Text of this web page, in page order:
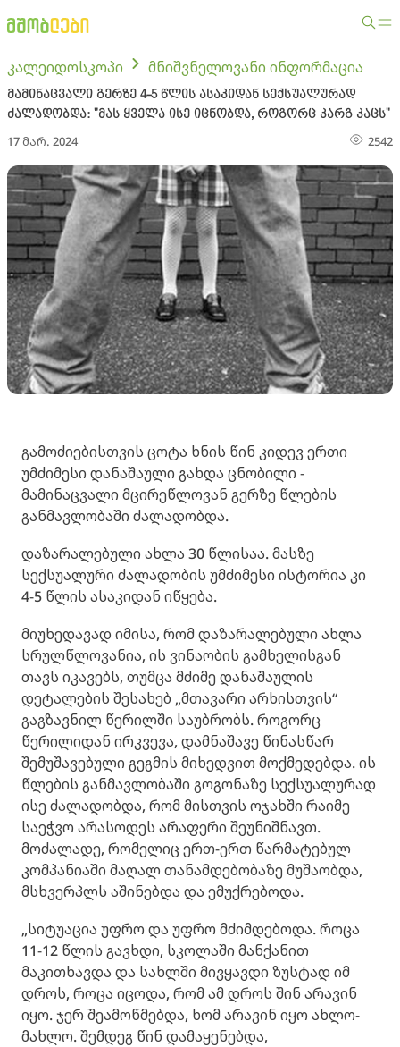
კალეიდოსკოპი მნიშვნელოვანი ინფორმაცია
მამინაცვალი გერზე 4-5 წლის ასაკიდან სექსუალურად
ძალადობდა: "მას ყველა ისე იცნობდა, როგორც კარგ კაცს"
17 მარ. 2024 2542
გამოძიებისთვის ცოტა ხნის წინ კიდევ ერთი
უმძიმესი დანაშაული გახდა ცნობილი -
მამინაცვალი მცირეწლოვან გერზე წლების
განმავლობაში ძალადობდა.
დაზარალებული ახლა 30 წლისაა. მასზე
სექსუალური ძალადობის უმძიმესი ისტორია კი
4-5 წლის ასაკიდან იწყება.
მიუხედავად იმისა, რომ დაზარალებული ახლა
სრულწლოვანია, ის ვინაობის გამხელისგან
თავს იკავებს, თუმცა მძიმე დანაშაულის
დეტალების შესახებ „მთავარი არხისთვის“
გაგზავნილ წერილში საუბრობს. როგორც
წერილიდან ირკვევა, დამნაშავე წინასწარ
შემუშავებული გეგმის მიხედვით მოქმედებდა. ის
წლების განმავლობაში გოგონაზე სექსუალურად
ისე ძალადობდა, რომ მისთვის ოჯახში რაიმე
საეჭვო არასოდეს არაფერი შეუნიშნავთ.
მოძალადე, რომელიც ერთ-ერთ წარმატებულ
კომპანიაში მაღალ თანამდებობაზე მუშაობდა,
მსხვერპლს აშინებდა და ემუქრებოდა.
„სიტუაცია უფრო და უფრო მძიმდებოდა. როცა
11-12 წლის გავხდი, სკოლაში მანქანით
მაკითხავდა და სახლში მივყავდი ზუსტად იმ
დროს, როცა იცოდა, რომ ამ დროს შინ არავინ
იყო. ჯერ შეამოწმებდა, ხომ არავინ იყო ახლო-
მახლო. შემდეგ წინ დამაყენებდა,